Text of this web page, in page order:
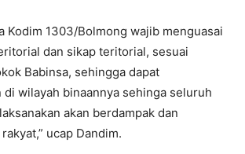
Kodim 1303/Bolmong wajib menguasai
dan sikap teritorial, sesuai
Babinsa, sehingga dapat
di wilayah binaannya sehinga seluruh
akan berdampak dan
ucap Dandim.